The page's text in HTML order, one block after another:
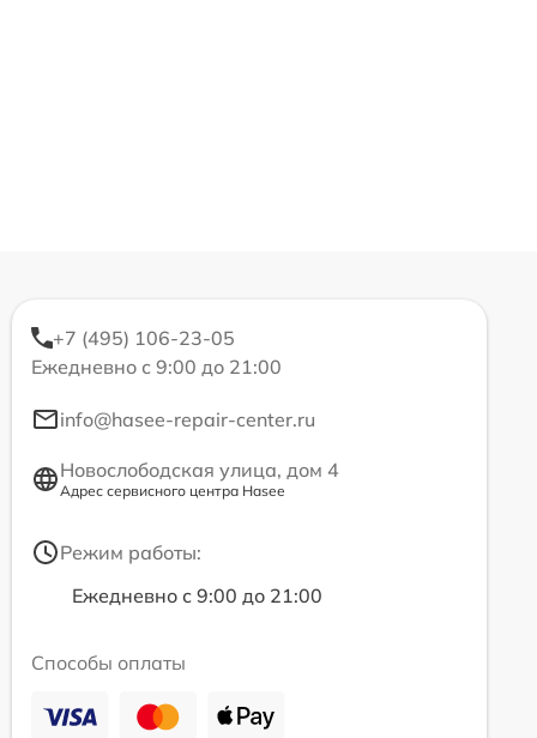
+7 (495) 106-23-05
Ежедневно с 9:00 до 21:00
info@hasee-repair-center.ru
Новослободская улица, дом 4
Адрес сервисного центра Hasee
Режим работы:
Ежедневно с 9:00 до 21:00
Способы оплаты